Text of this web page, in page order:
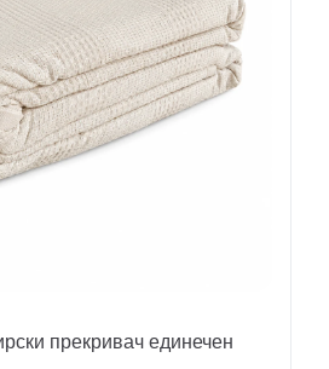
прекривач единечен